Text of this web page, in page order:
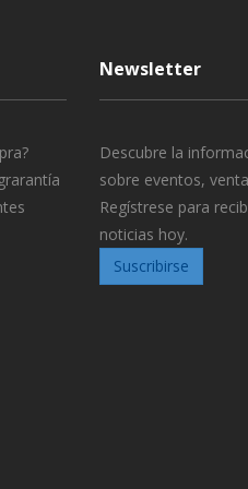
Newsletter
Descubre la
sobre eventos,
Regístrese para
noticias hoy.
Suscribirse